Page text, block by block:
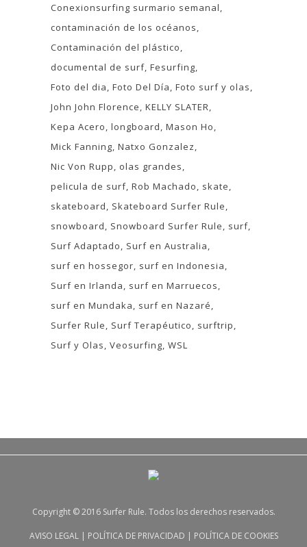
Conexionsurfing surmario semanal
contaminación de los océanos
Contaminación del plástico
documental de surf Fesurfing
Foto del dia Foto Del Día Foto surf y olas
John John Florence KELLY SLATER
Kepa Acero longboard Mason Ho
Mick Fanning Natxo Gonzalez
Nic Von Rupp
olas grandes
pelicula de surf Rob Machado
skate
skateboard
Skateboard Surfer Rule
snowboard
Snowboard Surfer Rule
surf
Surf Adaptado
Surf en Australia
surf en hossegor surf en Indonesia
Surf en Irlanda
surf en Marruecos
surf en Mundaka
surf en Nazaré
Surfer Rule
Surf Terapéutico
surftrip
Surf y Olas Veosurfing WSL
Copyright © 2016 Surfer Rule. Todos los derechos reservados.
AVISO LEGAL| POLÍTICA DE PRIVACIDAD | POLÍTICA DE COOKIES